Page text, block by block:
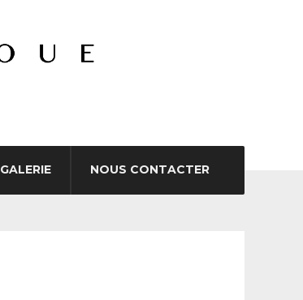
GALERIE NOUS CONTACTER